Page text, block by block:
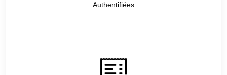
Authentifiées